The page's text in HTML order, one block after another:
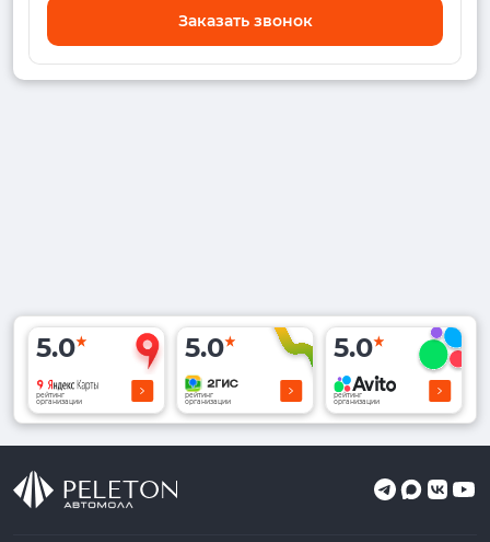
Заказать звонок
5.0
рейтинг
организации
5.0
рейтинг
организации
5.0
рейтинг
организации